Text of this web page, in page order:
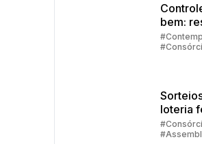
bem:
de
loteria
quando